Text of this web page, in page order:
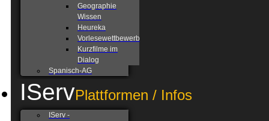
Geographie
Wissen
Heureka
Vorlesewettbewerb
Kurzfilme im
Dialog
Spanisch-AG
IServPlattformen / Infos
IServ -